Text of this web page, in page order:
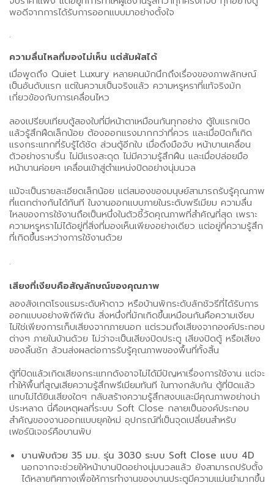
พอดีจากการได้รับการออกแบบมาอย่างตั้งใจ
.
ความลื่นไหลที่มองไม่เห็น แต่สัมผัสได้
เมื่อพูดถึง Quiet Luxury หลายคนมักนึกถึงเรื่องของภาพลักษณ์
เป็นอันดับแรก แต่ในความเป็นจริงแล้ว ความหรูหราที่แท้จริงมัก
เกี่ยวข้องกับการเคลื่อนไหว
ลองเปรียบเทียบตู้สองใบที่มีหน้าตาเหมือนกันทุกอย่าง ตู้ใบแรกเปิด
แล้วรู้สึกฝืดเล็กน้อย ต้องออกแรงมากกว่าที่ควร และเมื่อปิดก็เกิด
แรงกระแทกที่รับรู้ได้ชัด ส่วนตู้อีกใบ เมื่อดึงมือจับ หน้าบานเคลื่อน
ตัวอย่างราบรื่น ไม่มีแรงสะดุด ไม่มีความรู้สึกฝืน และเมื่อปล่อยมือ
หน้าบานค่อยๆ เคลื่อนเข้าสู่ตำแหน่งปิดอย่างนุ่มนวล
แม้จะเป็นรายละเอียดเล็กน้อย แต่สมองของมนุษย์สามารถรับรู้คุณภาพ
ที่แตกต่างกันได้ทันที ในงานออกแบบภายในระดับพรีเมียม ความลื่น
ไหลของการใช้งานถือเป็นหนึ่งในตัวชี้วัดคุณภาพที่สำคัญที่สุด เพราะ
ความหรูหราไม่ได้อยู่ที่สิ่งที่มองเห็นเพียงอย่างเดียว แต่อยู่ที่ความรู้สึก
ที่เกิดขึ้นระหว่างการใช้งานด้วย
.
เสียงที่เงียบคือสัญลักษณ์ของคุณภาพ
ลองสังเกตโรงแรมระดับห้าดาว หรือบ้านพักระดับลักชัวรีที่ได้รับการ
ออกแบบอย่างพิถีพิถัน สิ่งหนึ่งที่มักเกิดขึ้นเหมือนกันคือความเงียบ
ไม่ใช่เพียงการเก็บเสียงจากภายนอก แต่รวมถึงเสียงจากองค์ประกอบ
ต่างๆ ภายในบ้านด้วย ไม่ว่าจะเป็นเสียงปิดประตู เสียงปิดตู้ หรือเสียง
ของลิ้นชัก ล้วนส่งผลต่อการรับรู้คุณภาพของพื้นที่ทั้งสิ้น
ตู้ที่ปิดแล้วเกิดเสียงกระแทกดังอาจไม่ได้มีปัญหาเรื่องการใช้งาน แต่จะ
ทำให้พื้นที่สูญเสียความรู้สึกพรีเมียมทันที ในทางกลับกัน ตู้ที่ปิดแล้ว
แทบไม่ได้ยินเสียงใดๆ กลับสร้างความรู้สึกสงบและมีคุณภาพอย่างน่า
ประหลาด นี่คือเหตุผลที่ระบบ Soft Close กลายเป็นองค์ประกอบ
สำคัญของงานออกแบบยุคใหม่ อุปกรณ์ที่เป็นจุดเปลี่ยนสำหรับ
เฟอร์นิเจอร์คือบานพับ
บานพับถ้วย 35 มม. รุ่น 3030 ระบบ Soft Close แบบ 4D
นอกจากจะช่วยให้หน้าบานปิดอย่างนุ่มนวลแล้ว ยังสามารถปรับตั้ง
ได้หลายทิศทางเพื่อให้การทำงานของบานประตูมีความแม่นยำมากขึ้น